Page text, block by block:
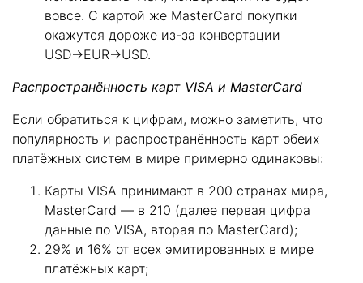
вовсе. С картой же MasterCard покупки
окажутся дороже из-за конвертации
USD→EUR→USD.
Распространённость карт VISA и MasterCard
Если обратиться к цифрам, можно заметить, что
популярность и распространённость карт обеих
платёжных систем в мире примерно одинаковы:
Карты VISA принимают в 200 странах мира,
MasterCard — в 210 (далее первая цифра
данные по VISA, вторая по MasterCard);
29% и 16% от всех эмитированных в мире
платёжных карт;